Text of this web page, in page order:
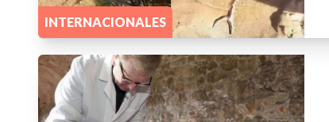
INTERNACIONALES